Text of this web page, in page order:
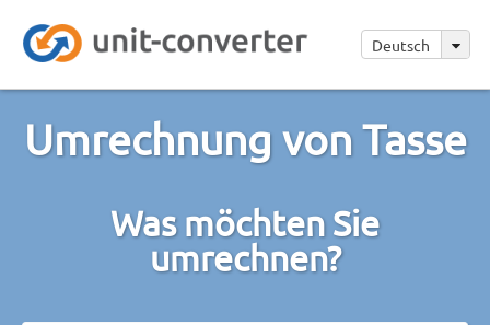
Deutsch
Umrechnung von Tasse
Was möchten Sie
umrechnen?